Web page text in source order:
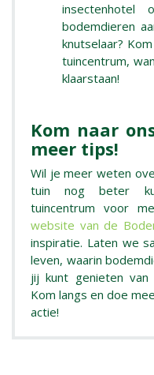
insectenhotel
bodemdieren
knutselaar?
tuincentrum,
klaarstaan!
Kom naar
meer tips!
Wil je meer weten
tuin nog beter
tuincentrum voor
website van de
inspiratie. Laten we
leven, waarin
jij kunt genieten van
Kom langs en doe
actie!